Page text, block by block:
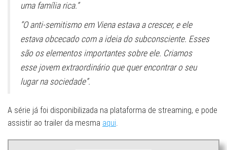
uma família rica.”
“O anti-semitismo em Viena estava a crescer, e ele
estava obcecado com a ideia do subconsciente. Esses
são os elementos importantes sobre ele. Criamos
esse jovem extraordinário que quer encontrar o seu
lugar na sociedade”.
A série já foi disponibilizada na plataforma de streaming, e pode
assistir ao trailer da mesma aqui.